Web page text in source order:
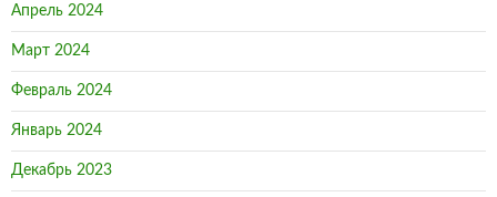
Апрель 2024
Март 2024
Февраль 2024
Январь 2024
Декабрь 2023